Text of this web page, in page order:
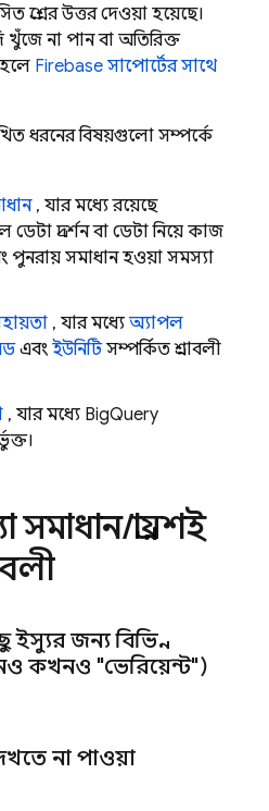
প্রশ্নের উত্তর দেওয়া হয়েছে।
না পান বা অতিরিক্ত
Firebase সাপোর্টের সাথে
ধরনের বিষয়গুলো সম্পর্কে
, যার মধ্যে রয়েছে
প্রদর্শন বা ডেটা নিয়ে কাজ
পুনরায় সমাধান হওয়া সমস্যা
, যার মধ্যে অ্যাপল
এবং ইউনিটিসম্পর্কিত প্রশ্নাবলী
, যার মধ্যে BigQuery
সমাধান/প্রায়শই
জন্য বিভিন্ন
কখনও "ভেরিয়েন্ট")
না পাওয়া